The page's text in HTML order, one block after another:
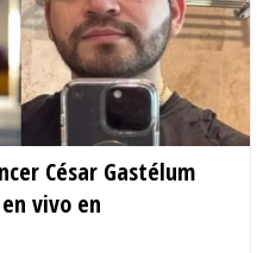
César Gastélum
vivo en